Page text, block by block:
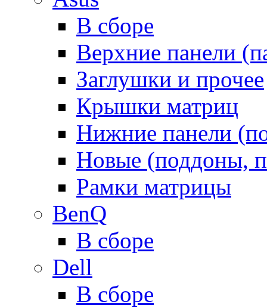
В сборе
Верхние панели
Заглушки и прочее
Крышки матриц
Нижние панели
Новые (поддоны,
Рамки матрицы
BenQ
В сборе
Dell
В сборе